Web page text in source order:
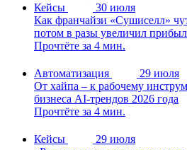
Кейсы
30 июля
Как франчайзи «Сушиселл»
потом в разы увеличил
Прочтёте за 4 мин.
Автоматизация
29 июля
От хайпа – к рабочему
бизнеса AI-трендов 2026 года
Прочтёте за 4 мин.
Кейсы
29 июля